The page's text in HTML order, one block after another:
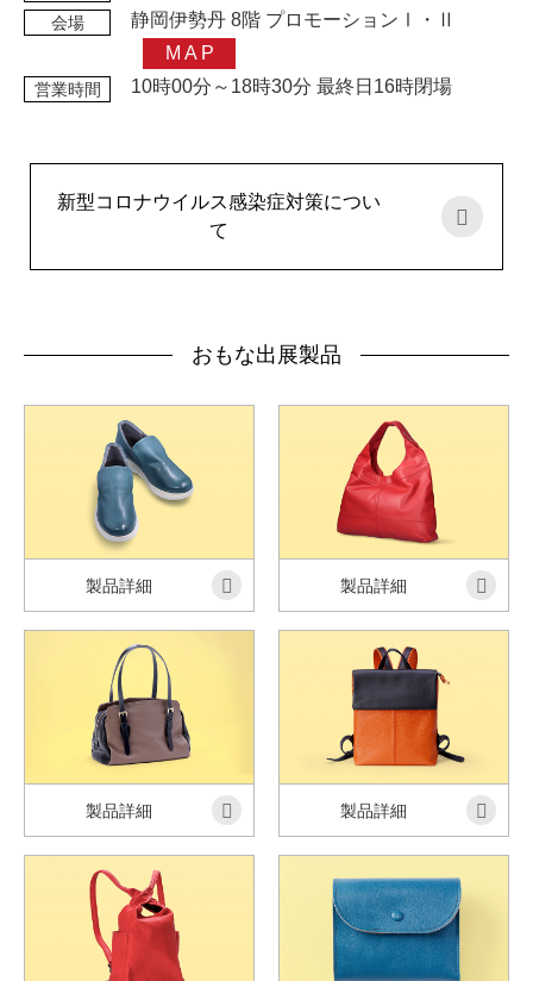
会場
静岡伊勢丹 8階 プロモーションⅠ・Ⅱ
MAP
営業時間 10時00分～18時30分 最終日16時閉場
新型コロナウイルス感染症対策につい
て
おもな出展製品
製品詳細 製品詳細
製品詳細 製品詳細